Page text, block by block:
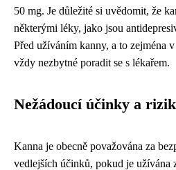
50 mg. Je důležité si uvědomit, že
některými léky, jako jsou
Před užíváním kanny, a to zejména
vždy nezbytné poradit se s lékařem.
Nežádoucí účinky a
Kanna je obecně považována za
vedlejších účinků, pokud je užívána